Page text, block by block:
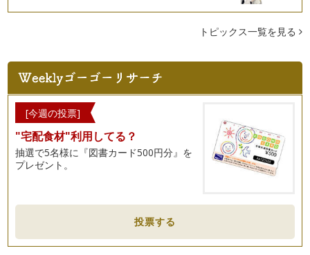
トピックス一覧を見る
[今週の投票]
"宅配食材"利用してる？
抽選で5名様に『図書カード500円分』を
プレゼント。
投票する